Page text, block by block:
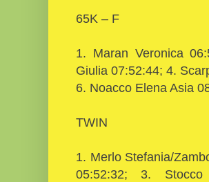
65K – F
1. Maran Veronica
Giulia 07:52:44; 4.
6. Noacco Elena Asia
TWIN
1. Merlo Stefania/
05:52:32; 3. Stocco